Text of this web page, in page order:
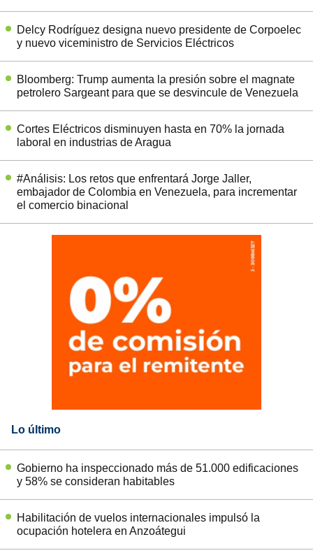
Delcy Rodríguez designa nuevo presidente de Corpoelec
y nuevo viceministro de Servicios Eléctricos
Bloomberg: Trump aumenta la presión sobre el magnate
petrolero Sargeant para que se desvincule de Venezuela
Cortes Eléctricos disminuyen hasta en 70% la jornada
laboral en industrias de Aragua
#Análisis: Los retos que enfrentará Jorge Jaller,
embajador de Colombia en Venezuela, para incrementar
el comercio binacional
Lo último
Gobierno ha inspeccionado más de 51.000 edificaciones
y 58% se consideran habitables
Habilitación de vuelos internacionales impulsó la
ocupación hotelera en Anzoátegui